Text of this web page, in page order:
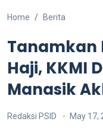
Home Berita
Tanamkan
Haji, KKMI
Manasik
Redaksi PSID May 17,